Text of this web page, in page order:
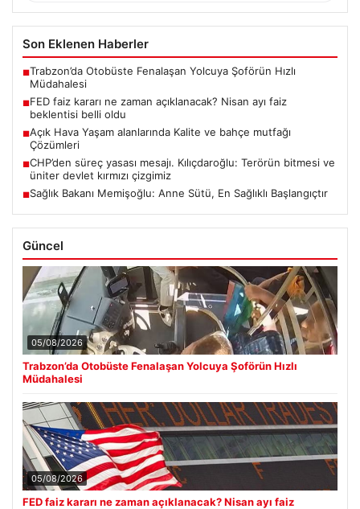
Son Eklenen Haberler
■Trabzon’da Otobüste Fenalaşan Yolcuya Şoförün Hızlı
Müdahalesi
■FED faiz kararı ne zaman açıklanacak? Nisan ayı faiz
beklentisi belli oldu
■Açık Hava Yaşam alanlarında Kalite ve bahçe mutfağı
Çözümleri
■CHP’den süreç yasası mesajı. Kılıçdaroğlu: Terörün bitmesi ve
üniter devlet kırmızı çizgimiz
■Sağlık Bakanı Memişoğlu: Anne Sütü, En Sağlıklı Başlangıçtır
Güncel
05/08/2026
Trabzon’da Otobüste Fenalaşan Yolcuya Şoförün Hızlı
Müdahalesi
05/08/2026
FED faiz kararı ne zaman açıklanacak? Nisan ayı faiz